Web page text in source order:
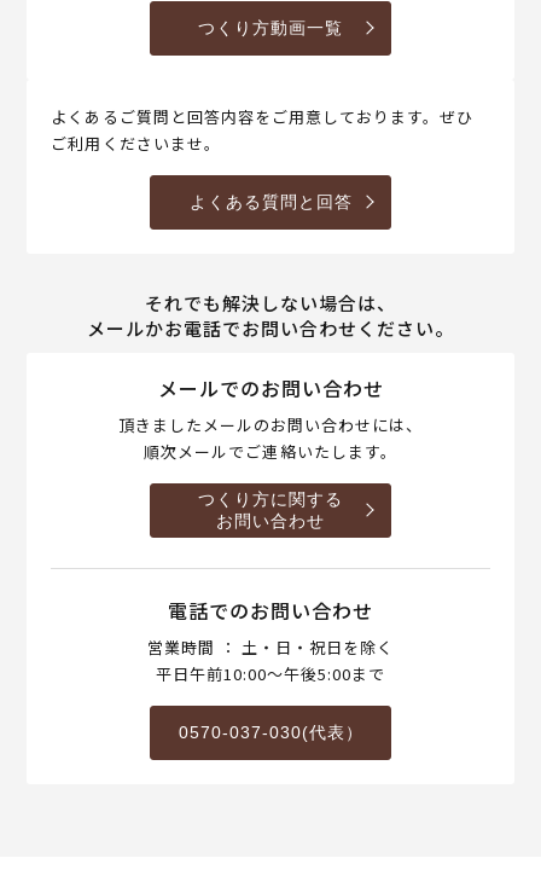
つくり方動画一覧
よくあるご質問と回答内容をご用意しております。ぜひ
ご利用くださいませ。
よくある質問と回答
それでも解決しない場合は、
メールかお電話でお問い合わせください。
メールでのお問い合わせ
頂きましたメールのお問い合わせには、
順次メールでご連絡いたします。
つくり方に関する
お問い合わせ
電話でのお問い合わせ
営業時間 ： 土・日・祝日を除く
平日午前10:00～午後5:00まで
0570-037-030(代表）